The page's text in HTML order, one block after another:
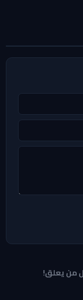
من يعلق!